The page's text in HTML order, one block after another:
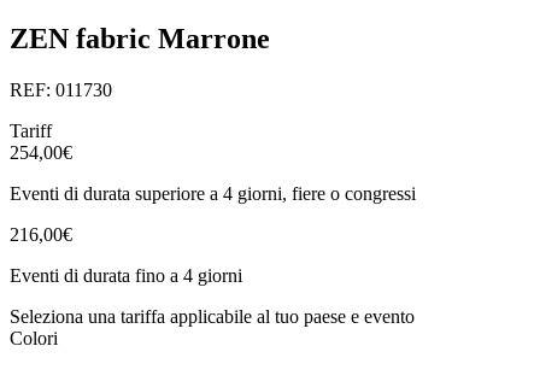
ZEN fabric Marrone
REF: 011730
Tariff
254,00€
Eventi di durata superiore a 4 giorni, fiere o congressi
216,00€
Eventi di durata fino a 4 giorni
Seleziona una tariffa applicabile al tuo paese e evento
Colori